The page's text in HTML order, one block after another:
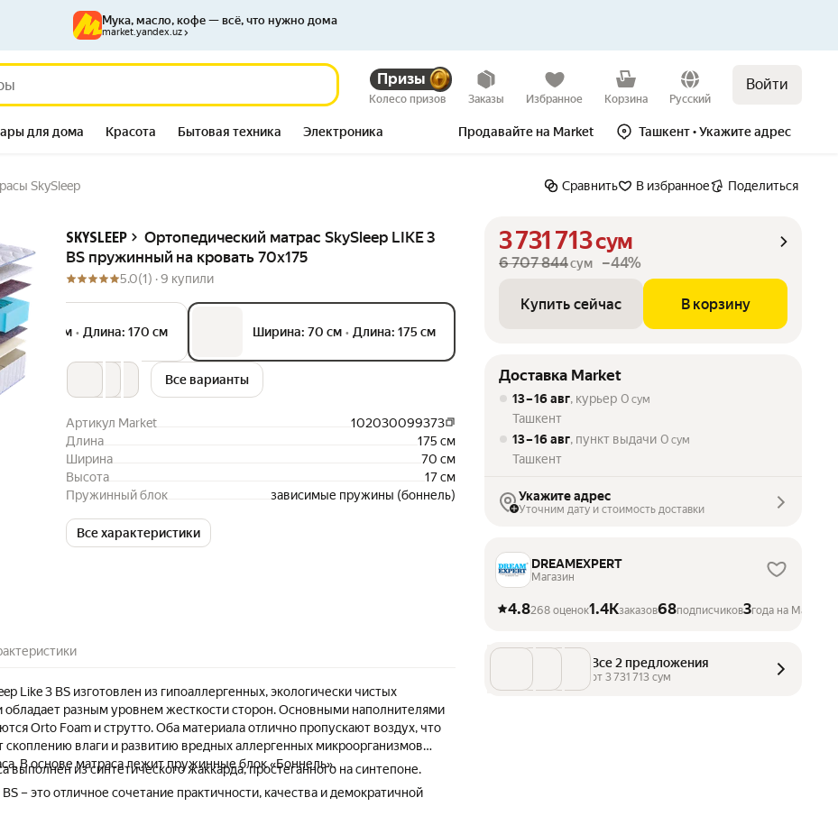
Призы
Колесо призов Заказы Избранное Корзина Русский
Войти
для дома Красота Бытовая техника Электроника Продавайте на Market Ташкент• Укажите адрес
Мука, масло, кофе — всё, что нужно дома
market.yandex.uz
SkySleep Сравнить В избранное Поделиться
SKYSLEEP
Ортопедический матрас SkySleep LIKE 3
BS пружинный на кровать 70x175
5.0(1) ·9 купили
65 см • Длина: 170 см Ширина: 70 см • Длина: 175 см
Все варианты
Артикул Market
102030099373
Длина
175 см
Ширина
70 см
Высота
17 см
Пружинный блок
зависимые пружины (боннель)
Все характеристики
3 731 713сум
6 707 844сум –44%
Купить сейчас В корзину
BS пружинный на
6 707 844сум –44% Купить сейчас В корзину
Доставка Market
13 – 16 авг, курьер 0 сум
Ташкент
13 – 16 авг, пункт выдачи 0 сум
Ташкент
Укажите адрес
Уточним дату и стоимость доставки
DREAMEXPERT
Магазин
4.8268 оценок1.4Kзаказов68подписчиков3года на Маркете
Все 2 предложения
от 3 731 713 сум
Like 3 BS изготовлен из гипоаллергенных, экологически чистых
обладает разным уровнем жесткости сторон. Основными наполнителями
Orto Foam и струтто. Оба материала отлично пропускают воздух, что
скоплению влаги и развитию вредных аллергенных микроорганизмов
В основе матраса лежит пружинные блок «Боннель».
выполнен из синтетического жаккарда, простеганного на синтепоне.
– это отличное сочетание практичности, качества и демократичной